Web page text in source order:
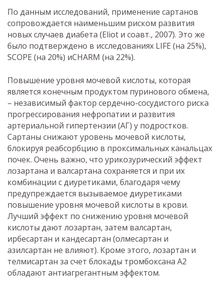
По данным исследований, применение сартанов
сопровождается наименьшим риском развития
новых случаев диабета (Eliot и соавт., 2007). Это же
было подтверждено в исследованиях LIFE (на 25%),
SCOPE (на 20%) иCHARM (на 22%).
Повышение уровня мочевой кислоты, которая
является конечным продуктом пуринового обмена,
– независимый фактор сердечно-сосудистого риска
прогрессирования нефропатии и развития
артериальной гипертензии (АГ) у подростков.
Сартаны снижают уровень мочевой кислоты,
блокируя реабсорбцию в проксимальных канальцах
почек. Очень важно, что урикозурический эффект
лозартана и валсартана сохраняется и при их
комбинации с диуретиками, благодаря чему
предупреждается вызываемое диуретиками
повышение уровня мочевой кислоты в крови.
Лучший эффект по снижению уровня мочевой
кислоты дают лозартан, затем валсартан,
ирбесартан и кандесартан (олмесартан и
азилсартан не влияют). Кроме этого, лозартан и
телмисартан за счет блокады тромбоксана А2
обладают антиагрегантным эффектом.